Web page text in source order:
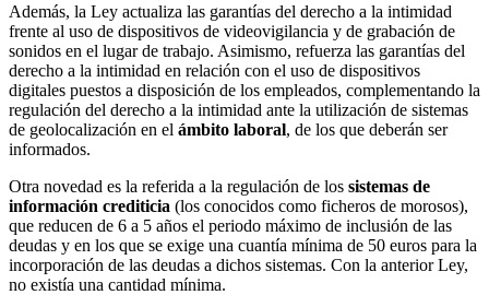
Además, la Ley actualiza las garantías del derecho a la intimidad
frente al uso de dispositivos de videovigilancia y de grabación de
sonidos en el lugar de trabajo. Asimismo, refuerza las garantías del
derecho a la intimidad en relación con el uso de dispositivos
digitales puestos a disposición de los empleados, complementando la
regulación del derecho a la intimidad ante la utilización de sistemas
de geolocalización en el ámbito laboral, de los que deberán ser
informados.
Otra novedad es la referida a la regulación de los sistemas de
información crediticia (los conocidos como ficheros de morosos),
que reducen de 6 a 5 años el periodo máximo de inclusión de las
deudas y en los que se exige una cuantía mínima de 50 euros para la
incorporación de las deudas a dichos sistemas. Con la anterior Ley,
no existía una cantidad mínima.